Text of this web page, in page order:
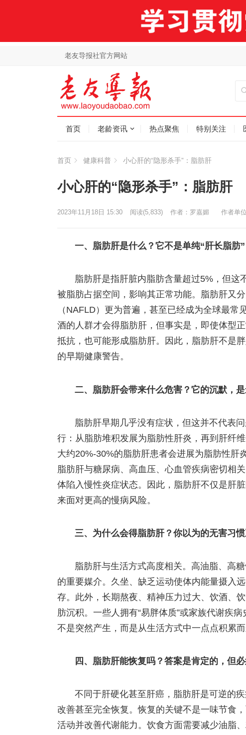
老友导报社官方网站
首页 老龄资讯 热点聚焦 特别关注
首页 健康科普 小心肝的“隐形杀手”：脂肪肝
小心肝的“隐形杀手”：脂肪肝
作者：罗嘉媚 作者单
2023年11月18日 15:30 阅读(5,833)
一、脂肪肝是什么？它不是单纯“肝长脂肪
脂肪肝是指肝脏内脂肪含量超过5%，但这
被脂肪占据空间，影响其正常功能。脂肪肝又
（NAFLD）更为普遍，甚至已经成为全球最
酒的人群才会得脂肪肝，但事实是，即使体型
抵抗，也可能形成脂肪肝。因此，脂肪肝不是
的早期健康警告。
二、脂肪肝会带来什么危害？它的沉默，
脂肪肝早期几乎没有症状，但这并不代表
行：从脂肪堆积发展为脂肪性肝炎，再到肝纤
大约20%-30%的脂肪肝患者会进展为脂肪性肝
脂肪肝与糖尿病、高血压、心血管疾病密切相
体陷入慢性炎症状态。因此，脂肪肝不仅是肝
来面对更高的慢病风险。
三、为什么会得脂肪肝？你以为的无害习
脂肪肝与生活方式高度相关。高油脂、高
的重要媒介。久坐、缺乏运动使体内能量摄入
存。此外，长期熬夜、精神压力过大、饮酒、
肪沉积。一些人拥有“易胖体质”或家族代谢疾
不是突然产生，而是从生活方式中一点点积累而
四、脂肪肝能恢复吗？答案是肯定的，但
不同于肝硬化甚至肝癌，脂肪肝是可逆的
改善甚至完全恢复。恢复的关键不是一味节食
活动并改善代谢能力。饮食方面需要减少油脂